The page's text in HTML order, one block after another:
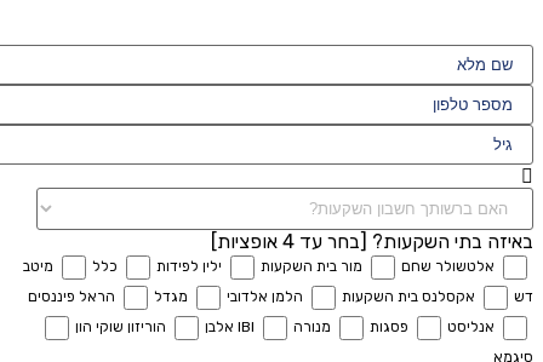
באיזה בתי השקעות? [בחר עד 4 אופציות]
אלטשולר שחם מור בית השקעות ילין לפידות כלל
מיטב
דש
אקסלנס בית השקעות הלמן אלדובי מגדל
הראל פיננסים
אנליסט
פסגות מנורה IBI אלבן
הוריזון שוקי הון
סיגמא